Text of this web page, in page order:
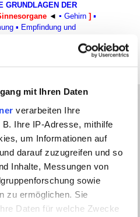
mit Ihren Daten
verarbeiten Ihre
Ihre IP-Adresse, mithilfe
um Informationen auf
darauf zuzugreifen und so
Inhalte, Messungen von
sowie
zu ermöglichen. Sie
Daten für welche Zwecke
GRUNDLAGEN DER
◄ ▪ Gehirn ] ▪
▪ Empfindung und
der
Grundlagen
können Sie
Sinnesorganen
befassen.